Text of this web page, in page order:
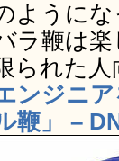
ように
ラ鞭は
れた人
ンジニ
鞭」 –